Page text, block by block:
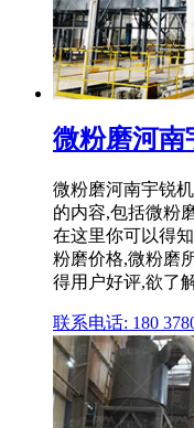
微粉磨河南
微粉磨河南宇锐
的内容,包括微粉
在这里你可以得
粉磨价格,微粉磨
得用户好评,欲了
联系电话: 180